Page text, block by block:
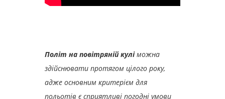
Політ на повітряній куліможна
здійснювати протягом цілого року,
адже основним критерієм для
польотів є сприятливі погодні умови